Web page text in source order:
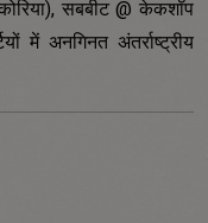
सबबीट @ केकशॉप
में अनगिनत अंतर्राष्ट्रीय